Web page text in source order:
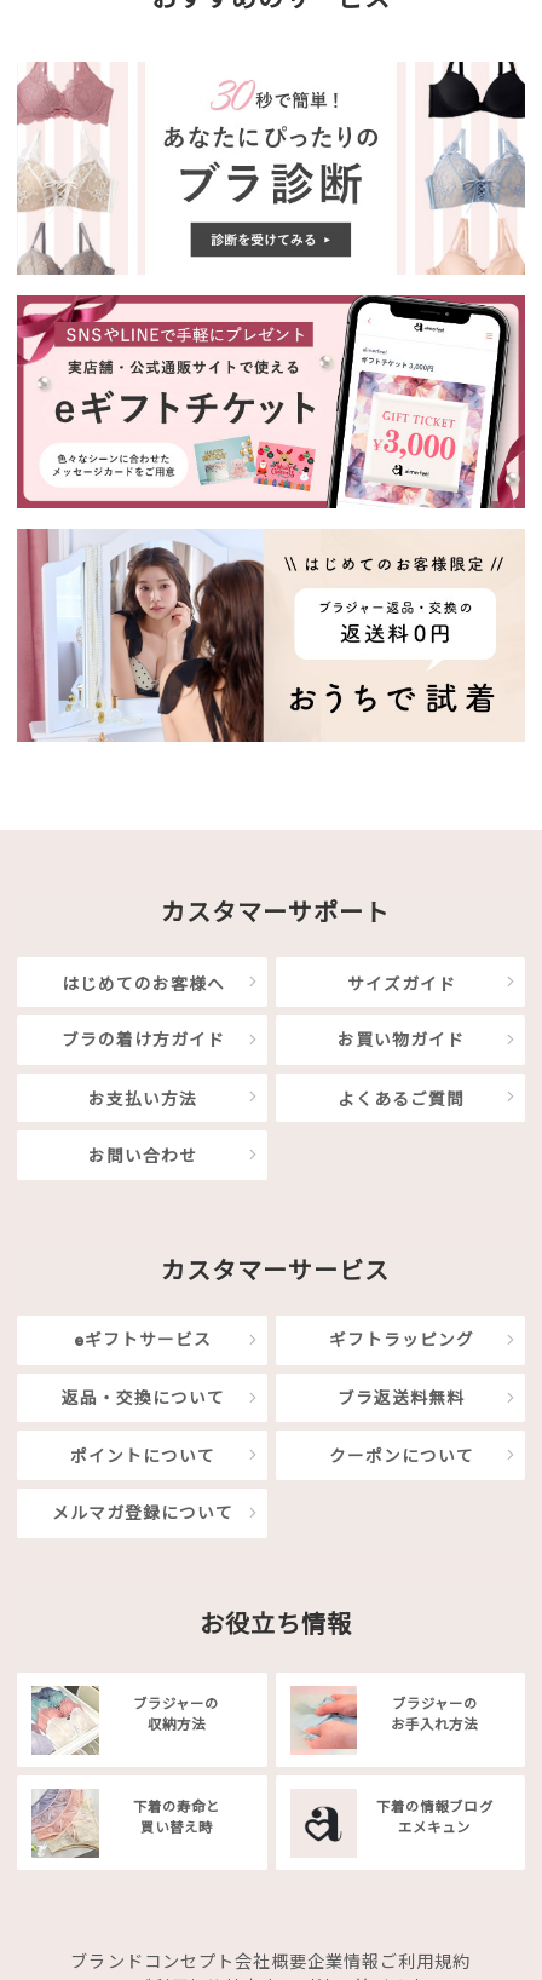
カスタマーサポート
はじめてのお客様へ サイズガイド
ブラの着け方ガイド お買い物ガイド
お支払い方法 よくあるご質問
お問い合わせ
カスタマーサービス
eギフトサービス ギフトラッピング
返品・交換について ブラ返送料無料
ポイントについて クーポンについて
メルマガ登録について
お役立ち情報
ブラジャーの
収納方法
ブラジャーの
お手入れ方法
下着の寿命と
買い替え時
下着の情報ブログ
エメキュン
ブランドコンセプト会社概要企業情報 ご利用規約